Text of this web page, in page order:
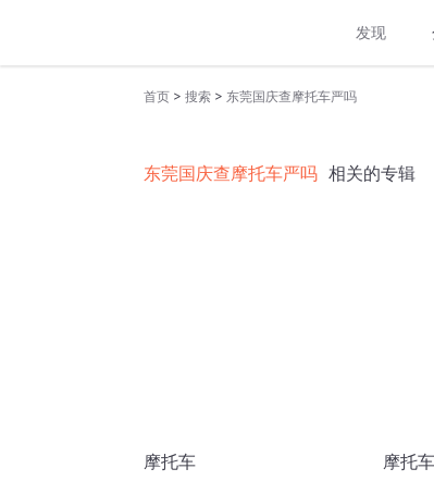
发现
首页 > 搜索 > 东莞国庆查摩托车严吗
东莞国庆查摩托车严吗 相关的专辑
摩托车 摩托